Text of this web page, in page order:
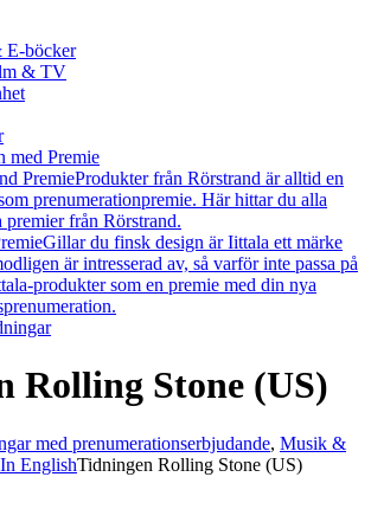
E-böcker
& TV
med Premie
PremieProdukter från Rörstrand är alltid en
prenumerationpremie. Här hittar du alla
premier från Rörstrand.
Gillar du finsk design är Iittala ett märke
är intresserad av, så varför inte passa på
produkter som en premie med din nya
Rolling Stone (US)
med prenumerationserbjudande, Musik &
EnglishTidningen Rolling Stone (US)